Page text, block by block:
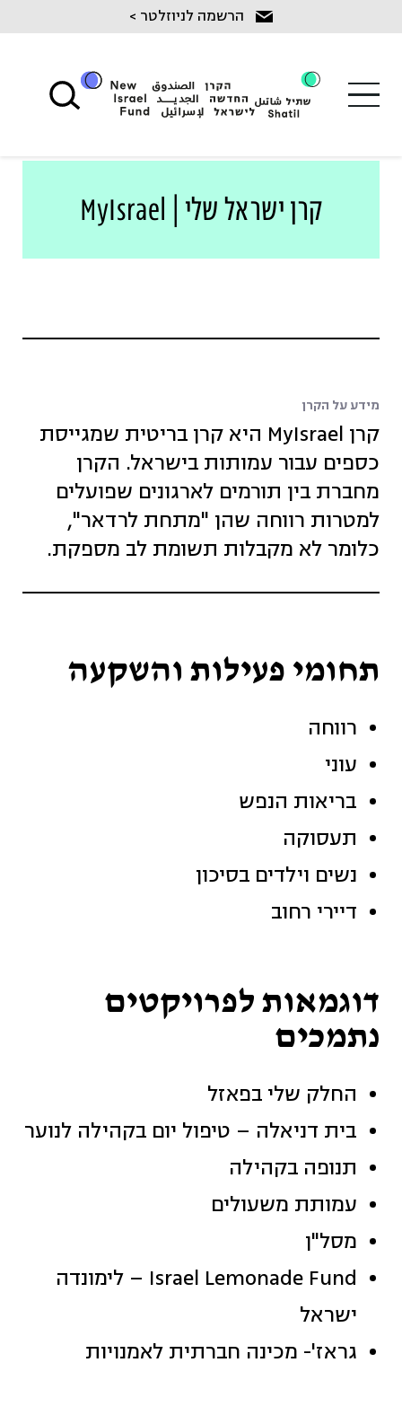
content
הרשמה לניוזלטר >
קרן ישראל שלי | MyIsrael
מידע על הקרן
קרן MyIsrael היא קרן בריטית שמגייסת
כספים עבור עמותות בישראל. הקרן
מחברת בין תורמים לארגונים שפועלים
למטרות רווחה שהן "מתחת לרדאר",
כלומר לא מקבלות תשומת לב מספקת.
תחומי פעילות והשקעה
רווחה
עוני
בריאות הנפש
תעסוקה
נשים וילדים בסיכון
דיירי רחוב
דוגמאות לפרויקטים
נתמכים
החלק שלי בפאזל
בית דניאלה – טיפול יום בקהילה לנוער
תנופה בקהילה
עמותת משעולים
מסל"ן
Israel Lemonade Fund – לימונדה
ישראל
גראז'- מכינה חברתית לאמנויות